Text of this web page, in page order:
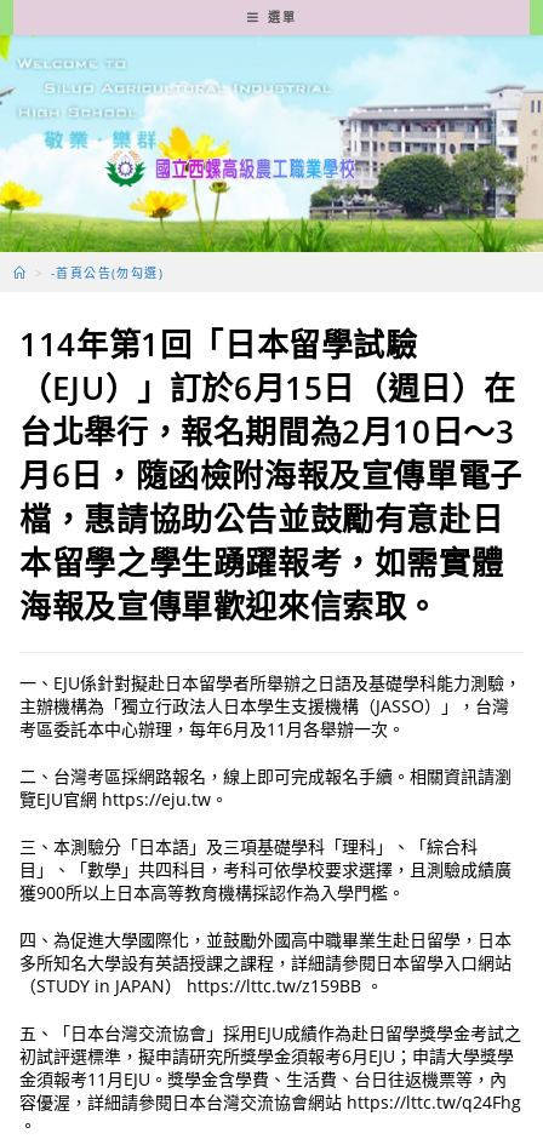
轉
至
要
容
選單
> -首頁公告(勿勾選)
114年第1回「日本留學試驗
（EJU）」訂於6月15日（週日）在
台北舉行，報名期間為2月10日～3
月6日，隨函檢附海報及宣傳單電子
檔，惠請協助公告並鼓勵有意赴日
本留學之學生踴躍報考，如需實體
海報及宣傳單歡迎來信索取。
一、EJU係針對擬赴日本留學者所舉辦之日語及基礎學科能力測驗，
主辦機構為「獨立行政法人日本學生支援機構（JASSO）」，台灣
考區委託本中心辦理，每年6月及11月各舉辦一次。
二、台灣考區採網路報名，線上即可完成報名手續。相關資訊請瀏
覽EJU官網 https://eju.tw。
三、本測驗分「日本語」及三項基礎學科「理科」、「綜合科
目」、「數學」共四科目，考科可依學校要求選擇，且測驗成績廣
獲900所以上日本高等教育機構採認作為入學門檻。
四、為促進大學國際化，並鼓勵外國高中職畢業生赴日留學，日本
多所知名大學設有英語授課之課程，詳細請參閱日本留學入口網站
（STUDY in JAPAN） https://lttc.tw/z159BB 。
五、「日本台灣交流協會」採用EJU成績作為赴日留學獎學金考試之
初試評選標準，擬申請研究所獎學金須報考6月EJU；申請大學獎學
金須報考11月EJU。獎學金含學費、生活費、台日往返機票等，內
容優渥，詳細請參閱日本台灣交流協會網站 https://lttc.tw/q24Fhg
。